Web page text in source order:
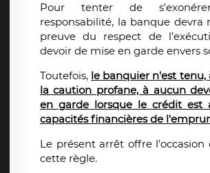
Pour tenter de
responsabilité, la banque devra
preuve du respect de
devoir de mise en garde envers
Toutefois, le banquier n'est tenu,
la caution profane, à aucun
en garde lorsque le crédit est
capacités financières de
Le présent arrêt offre
cette règle.